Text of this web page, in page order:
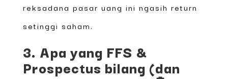
reksadana pasar uang ini ngasih return
setinggi saham.
3. Apa yang FFS &
Prospectus bilang (dan